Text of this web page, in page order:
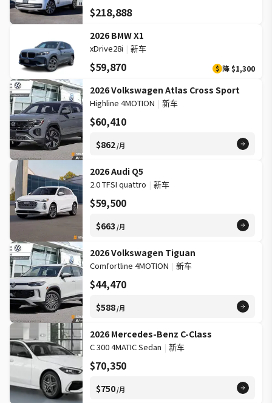
$218,888
2026 BMW X1
xDrive28i | 新车
$59,870 $ 降 $1,300
2026 Volkswagen Atlas Cross Sport
Highline 4MOTION | 新车
$60,410
$862/月
2026 Audi Q5
2.0 TFSI quattro | 新车
$59,500
$663 /月
2026 Volkswagen Tiguan
Comfortline 4MOTION | 新车
$44,470
$588/月
2026 Mercedes-Benz C-Class
C 300 4MATIC Sedan | 新车
$70,350
$750/月